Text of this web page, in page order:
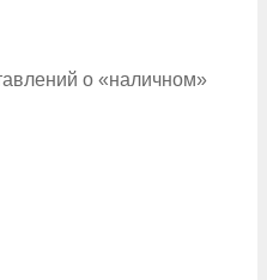
о «наличном»